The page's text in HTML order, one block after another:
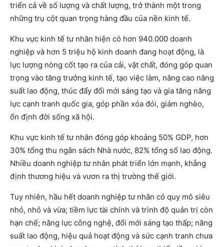
triển cả về số lượng và chất lượng, trở thành một trong
những trụ cột quan trọng hàng đầu của nền kinh tế.
Khu vực kinh tế tư nhân hiện có hơn 940.000 doanh
nghiệp và hơn 5 triệu hộ kinh doanh đang hoạt động, là
lực lượng nòng cốt tạo ra của cải, vật chất, đóng góp quan
trọng vào tăng trưởng kinh tế, tạo việc làm, nâng cao năng
suất lao động, thúc đẩy đổi mới sáng tạo và gia tăng năng
lực cạnh tranh quốc gia, góp phần xóa đói, giảm nghèo,
ổn định đời sống xã hội.
Khu vực kinh tế tư nhân đóng góp khoảng 50% GDP, hơn
30% tổng thu ngân sách Nhà nước, 82% tổng số lao động.
Nhiều doanh nghiệp tư nhân phát triển lớn mạnh, khẳng
định thương hiệu và vươn ra thị trường thế giới.
Tuy nhiên, hầu hết doanh nghiệp tư nhân có quy mô siêu
nhỏ, nhỏ và vừa; tiềm lực tài chính và trình độ quản trị còn
hạn chế; năng lực công nghệ, đổi mới sáng tạo thấp; năng
suất lao động, hiệu quả hoạt động và sức cạnh tranh chưa